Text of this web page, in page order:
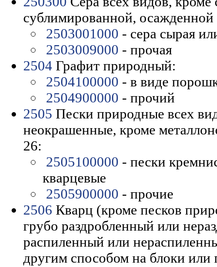
сублимированной,
2503001000 - сера сырая
2503009000 - прочая
2504 Графит природный:
2504100000 - в виде
2504900000 - прочий
2505 Пески природные всех
неокрашенные, кроме
26:
2505100000 - пески
кварцевые
2505900000 - прочие
2506 Кварц (кроме песков
грубо раздробленный или
распиленный или
другим способом на блоки